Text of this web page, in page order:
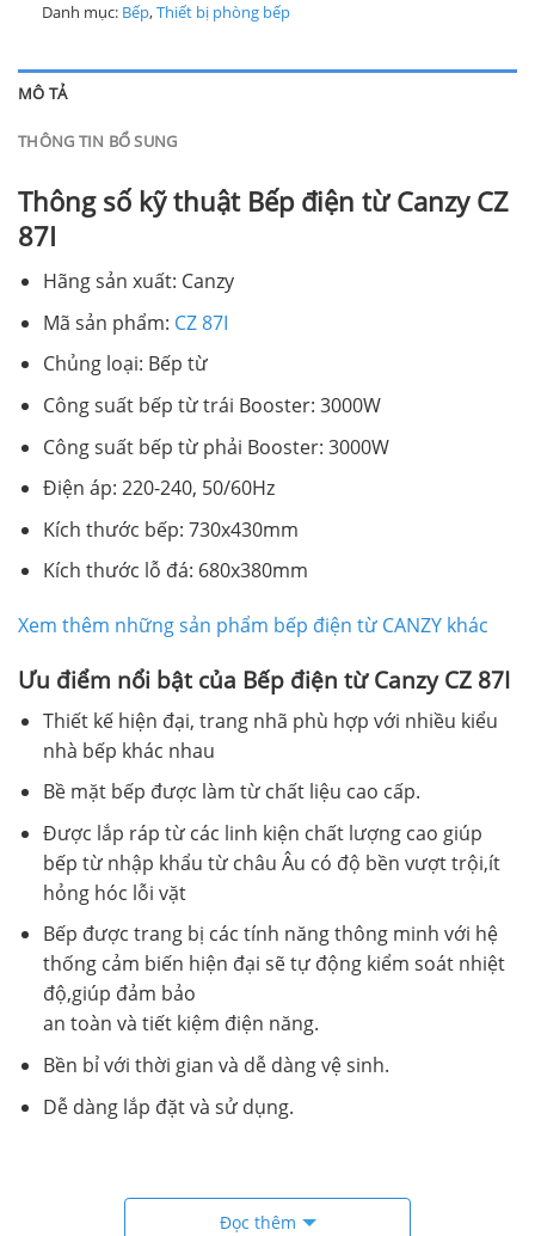
Danh mục: Bếp,Thiết bị phòng bếp
MÔ TẢ
THÔNG TIN BỔ SUNG
Thông số kỹ thuật Bếp điện từ Canzy CZ
87I
Hãng sản xuất: Canzy
Mã sản phẩm: CZ 87I
Chủng loại: Bếp từ
Công suất bếp từ trái Booster: 3000W
Công suất bếp từ phải Booster: 3000W
Điện áp: 220-240, 50/60Hz
Kích thước bếp: 730x430mm
Kích thước lỗ đá: 680x380mm
Xem thêm những sản phẩm bếp điện từ CANZY khác
Ưu điểm nổi bật của Bếp điện từ Canzy CZ 87I
Thiết kế hiện đại, trang nhã phù hợp với nhiều kiểu
nhà bếp khác nhau
Bề mặt bếp được làm từ chất liệu cao cấp.
Được lắp ráp từ các linh kiện chất lượng cao giúp
bếp từ nhập khẩu từ châu Âu có độ bền vượt trội,ít
hỏng hóc lỗi vặt
Bếp được trang bị các tính năng thông minh với hệ
thống cảm biến hiện đại sẽ tự động kiểm soát nhiệt
độ,giúp đảm bảo
an toàn và tiết kiệm điện năng.
Bền bỉ với thời gian và dễ dàng vệ sinh.
Dễ dàng lắp đặt và sử dụng.
Đọc thêm